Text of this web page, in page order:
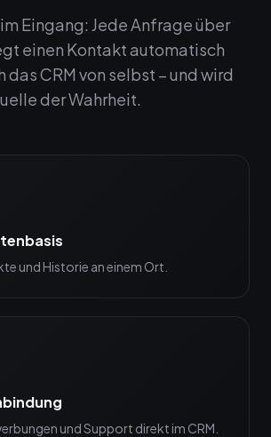
Eingang: Jede Anfrage über
einen Kontakt automatisch
das CRM von selbst – und wird
der Wahrheit.
und Historie an einem Ort.
und Support direkt im CRM.